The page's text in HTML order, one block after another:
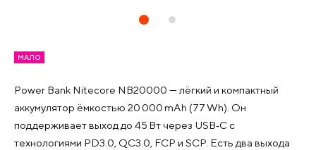
МАЛО
Power Bank Nitecore NB20000 — лёгкий и компактный
аккумулятор ёмкостью 20 000 mAh (77 Wh). Он
поддерживает выход до 45 Вт через USB‑C с
технологиями PD3.0, QC3.0, FCP и SCP. Есть два выхода